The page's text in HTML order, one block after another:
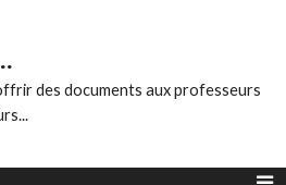
des documents aux professeurs